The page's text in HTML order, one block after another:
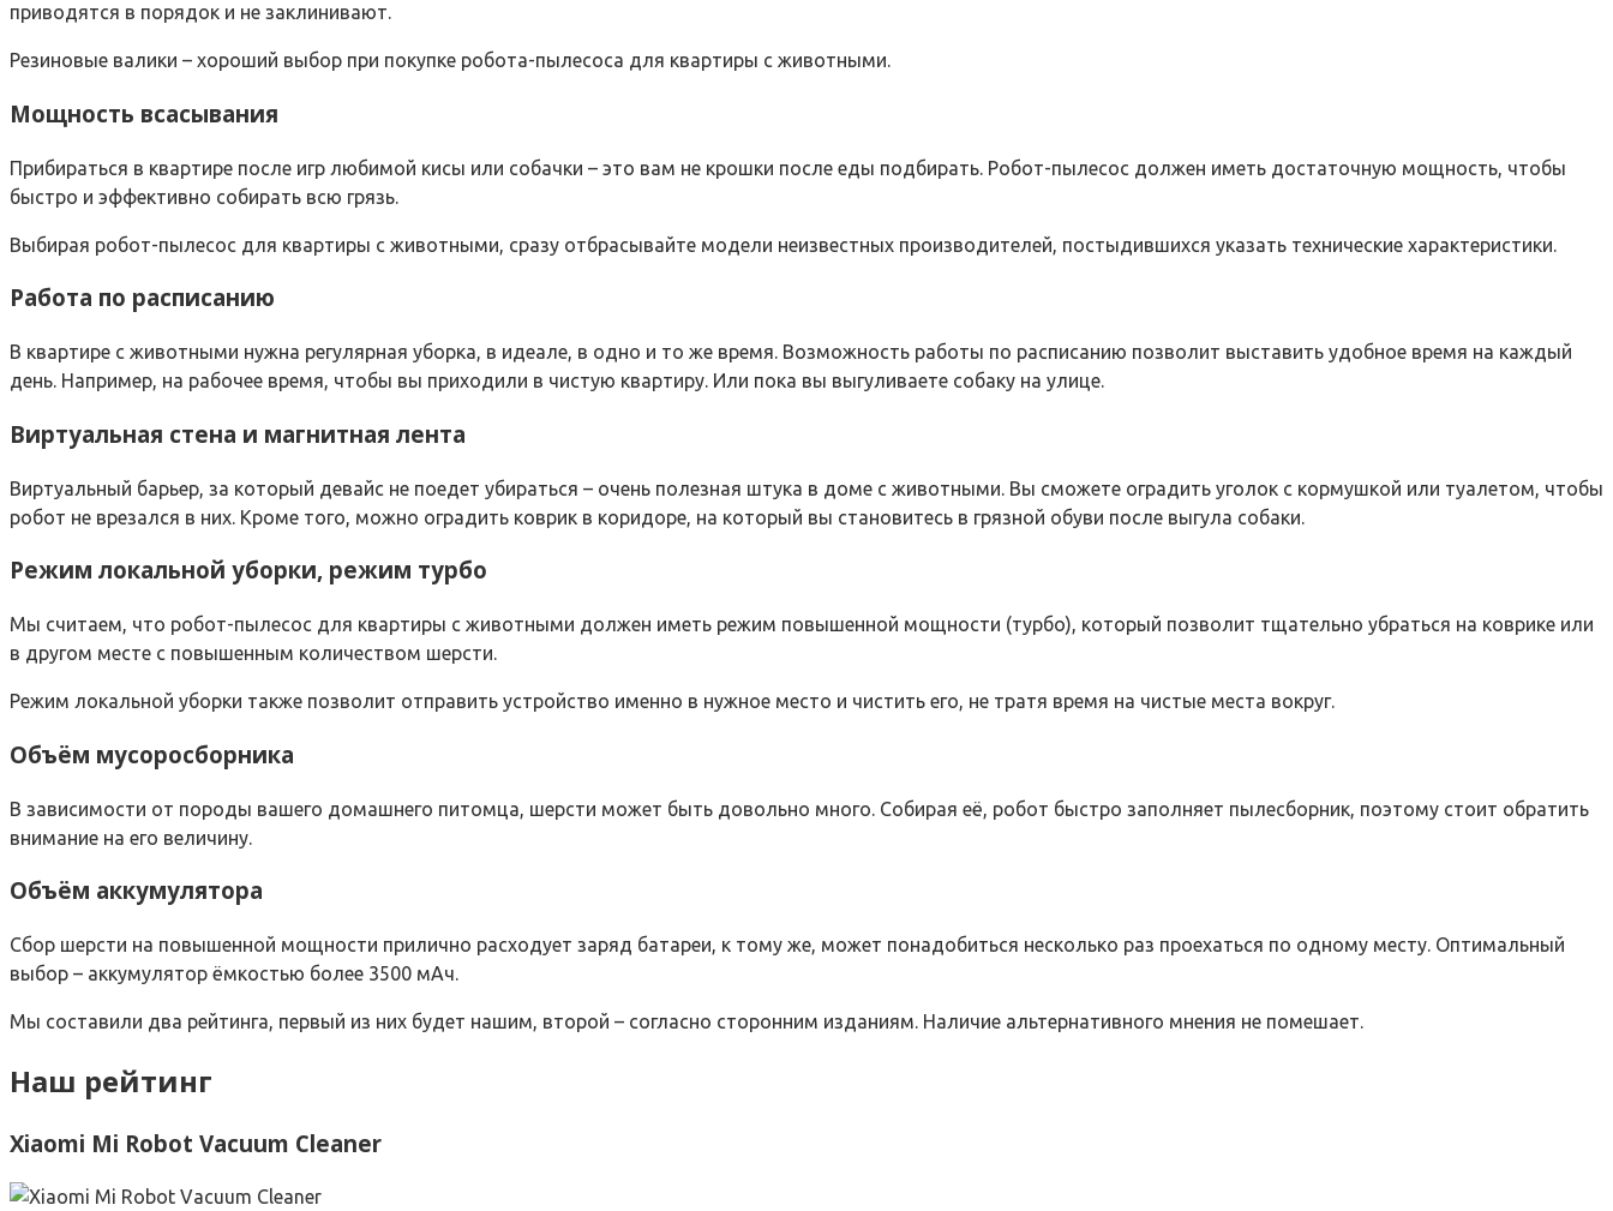
приводятся в порядок и не заклинивают.
Резиновые валики – хороший выбор при покупке робота-пылесоса для квартиры с животными.
Мощность всасывания
Прибираться в квартире после игр любимой кисы или собачки – это вам не крошки после еды подбирать. Робот-пылесос должен иметь достаточную мощность, чтобы
быстро и эффективно собирать всю грязь.
Выбирая робот-пылесос для квартиры с животными, сразу отбрасывайте модели неизвестных производителей, постыдившихся указать технические характеристики.
Работа по расписанию
В квартире с животными нужна регулярная уборка, в идеале, в одно и то же время. Возможность работы по расписанию позволит выставить удобное время на каждый
день. Например, на рабочее время, чтобы вы приходили в чистую квартиру. Или пока вы выгуливаете собаку на улице.
Виртуальная стена и магнитная лента
Виртуальный барьер, за который девайс не поедет убираться – очень полезная штука в доме с животными. Вы сможете оградить уголок с кормушкой или туалетом, чтобы
робот не врезался в них. Кроме того, можно оградить коврик в коридоре, на который вы становитесь в грязной обуви после выгула собаки.
Режим локальной уборки, режим турбо
Мы считаем, что робот-пылесос для квартиры с животными должен иметь режим повышенной мощности (турбо), который позволит тщательно убраться на коврике или
в другом месте с повышенным количеством шерсти.
Режим локальной уборки также позволит отправить устройство именно в нужное место и чистить его, не тратя время на чистые места вокруг.
Объём мусоросборника
В зависимости от породы вашего домашнего питомца, шерсти может быть довольно много. Собирая её, робот быстро заполняет пылесборник, поэтому стоит обратить
внимание на его величину.
Объём аккумулятора
Сбор шерсти на повышенной мощности прилично расходует заряд батареи, к тому же, может понадобиться несколько раз проехаться по одному месту. Оптимальный
выбор – аккумулятор ёмкостью более 3500 мАч.
Мы составили два рейтинга, первый из них будет нашим, второй – согласно сторонним изданиям. Наличие альтернативного мнения не помешает.
Наш рейтинг
Xiaomi Mi Robot Vacuum Cleaner